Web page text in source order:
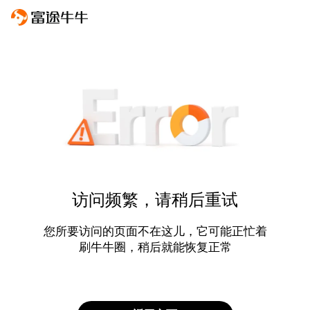
访问频繁，请稍后重试
您所要访问的页面不在这儿，它可能正忙着
刷牛牛圈，稍后就能恢复正常